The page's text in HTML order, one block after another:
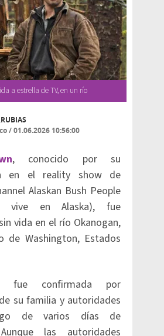
a estrella de TV, en un río
/01.06.2026 10:56:00
, conocido por su
en el reality show de
Alaskan Bush People
vive en Alaska), fue
vida en el río Okanogan,
de Washington, Estados
fue confirmada por
su familia y autoridades
de varios días de
las autoridades